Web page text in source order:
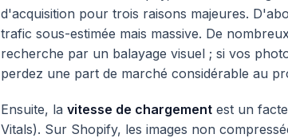
d'acquisition pour trois raisons majeures.
trafic sous-estimée mais massive. De
recherche par un balayage visuel ; si vos
perdez une part de marché considérable au
Ensuite, la vitesse de chargement est un
Vitals). Sur Shopify, les images non